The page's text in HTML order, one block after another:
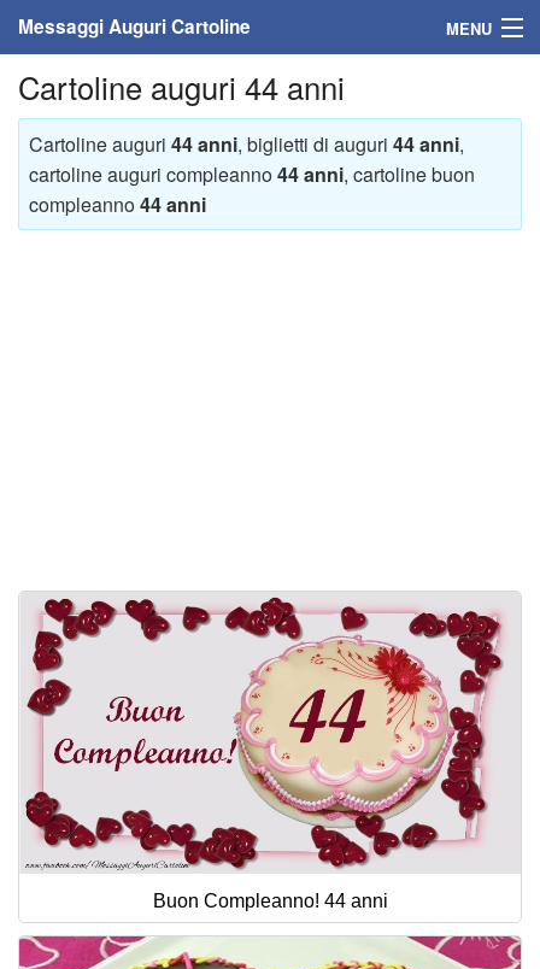
Messaggi Auguri Cartoline MENU
Home
Messaggi
Cartoline
Cartoline musicali
Cartoline animate
Accedi
Cartoline auguri 44 anni
Cartoline auguri 44 anni, biglietti di auguri 44 anni,
cartoline auguri compleanno44 anni, cartoline buon
compleanno44 anni
Buon Compleanno! 44 anni